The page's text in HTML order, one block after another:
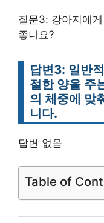
질문3: 강아지에
좋나요?
답변3: 일반
절한 양을 주
의 체중에 맞
니다.
답변 없음
Table of